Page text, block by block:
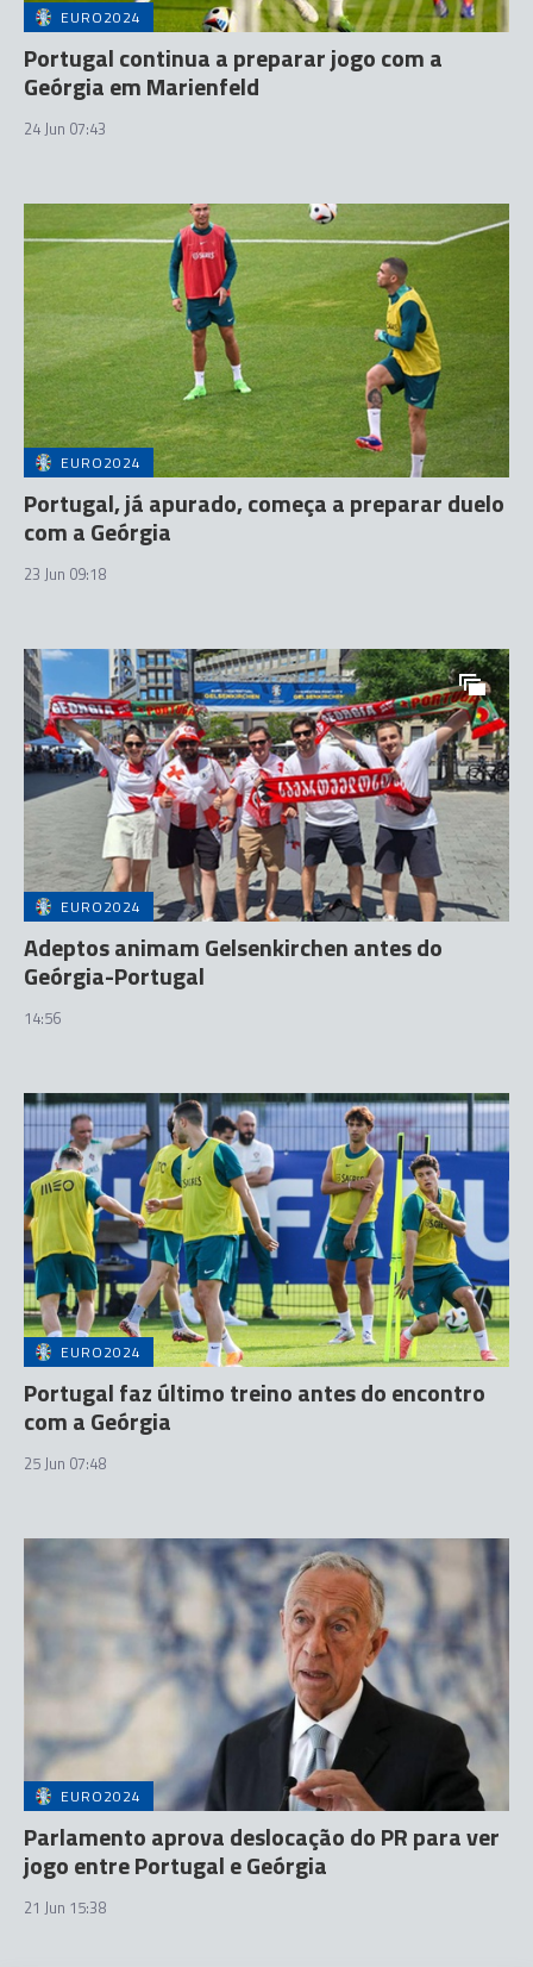
EURO2024
Portugal continua a preparar jogo com a
Geórgia em Marienfeld
24 Jun 07:43
EURO2024
Portugal, já apurado, começa a preparar duelo
com a Geórgia
23 Jun 09:18
EURO2024
Adeptos animam Gelsenkirchen antes do
Geórgia-Portugal
14:56
EURO2024
Portugal faz último treino antes do encontro
com a Geórgia
25 Jun 07:48
EURO2024
Parlamento aprova deslocação do PR para ver
jogo entre Portugal e Geórgia
21 Jun 15:38